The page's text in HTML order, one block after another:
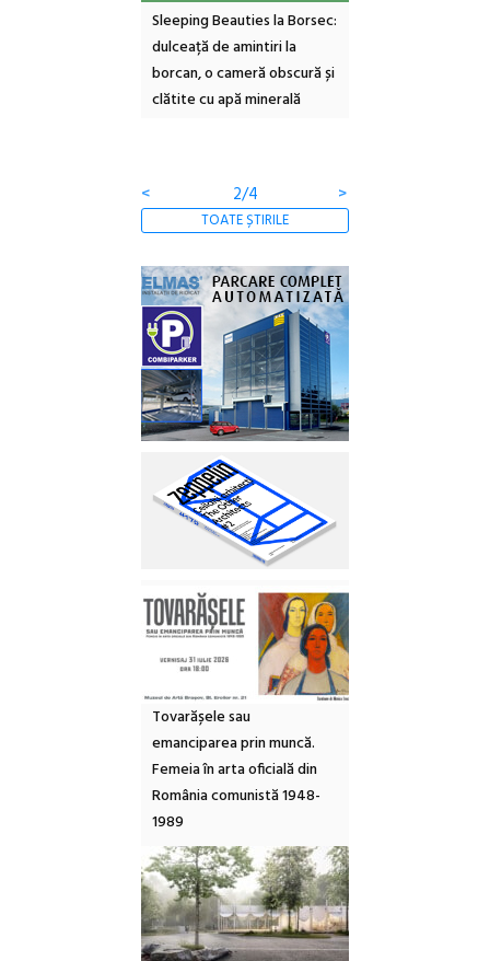
Sleeping Beauties la Borsec:
dulceață de amintiri la
borcan, o cameră obscură și
clătite cu apă minerală
< 2/4 >
TOATE ȘTIRILE
Tovarășele sau
emanciparea prin muncă.
Femeia în arta oficială din
România comunistă 1948-
1989